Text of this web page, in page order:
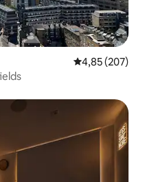
4,85 (207)